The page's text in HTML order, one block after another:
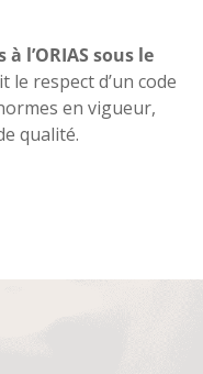
l’ORIAS sous le
le respect d’un code
en vigueur,
qualité.